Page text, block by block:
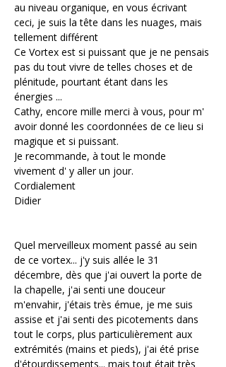
au niveau organique, en vous écrivant
ceci, je suis la tête dans les nuages, mais
tellement différent
Ce Vortex est si puissant que je ne pensais
pas du tout vivre de telles choses et de
plénitude, pourtant étant dans les
énergies ...
Cathy, encore mille merci à vous, pour m'
avoir donné les coordonnées de ce lieu si
magique et si puissant.
Je recommande, à tout le monde
vivement d' y aller un jour.
Cordialement
Didier
Quel merveilleux moment passé au sein
de ce vortex... j'y suis allée le 31
décembre, dès que j'ai ouvert la porte de
la chapelle, j'ai senti une douceur
m'envahir, j'étais très émue, je me suis
assise et j'ai senti des picotements dans
tout le corps, plus particulièrement aux
extrémités (mains et pieds), j'ai été prise
d'étourdissements... mais tout était très